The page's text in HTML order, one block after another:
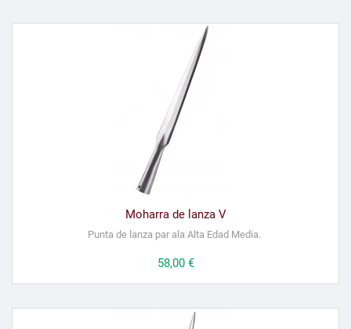
Moharra de lanza V
Punta de lanza par ala Alta Edad Media.
Precio
58,00 €